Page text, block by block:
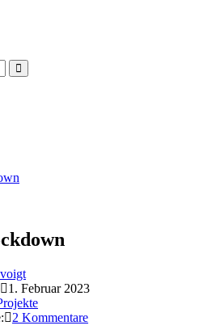
1. Februar 2023
2 Kommentare